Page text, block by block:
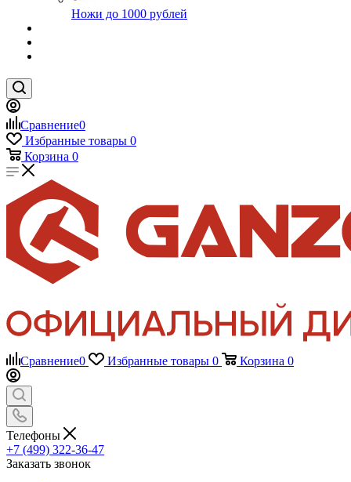
Ножи до 1000 рублей
Сравнение0
Избранные товары 0
Корзина 0
Сравнение0 Избранные товары 0 Корзина 0
Телефоны
+7 (499) 322-36-47
Заказать звонок